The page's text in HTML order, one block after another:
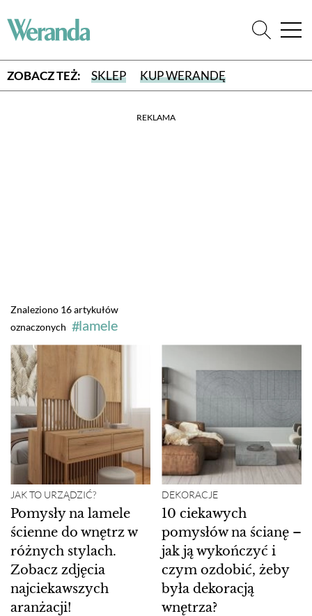
ZOBACZ TEŻ: SKLEP KUP WERANDĘ
REKLAMA
Znaleziono 16 artykułów
oznaczonych
lamele
JAK TO URZĄDZIĆ?
Pomysły na lamele
ścienne do wnętrz w
różnych stylach.
Zobacz zdjęcia
najciekawszych
aranżacji!
DEKORACJE
10 ciekawych
pomysłów na ścianę –
jak ją wykończyć i
czym ozdobić, żeby
była dekoracją
wnętrza?